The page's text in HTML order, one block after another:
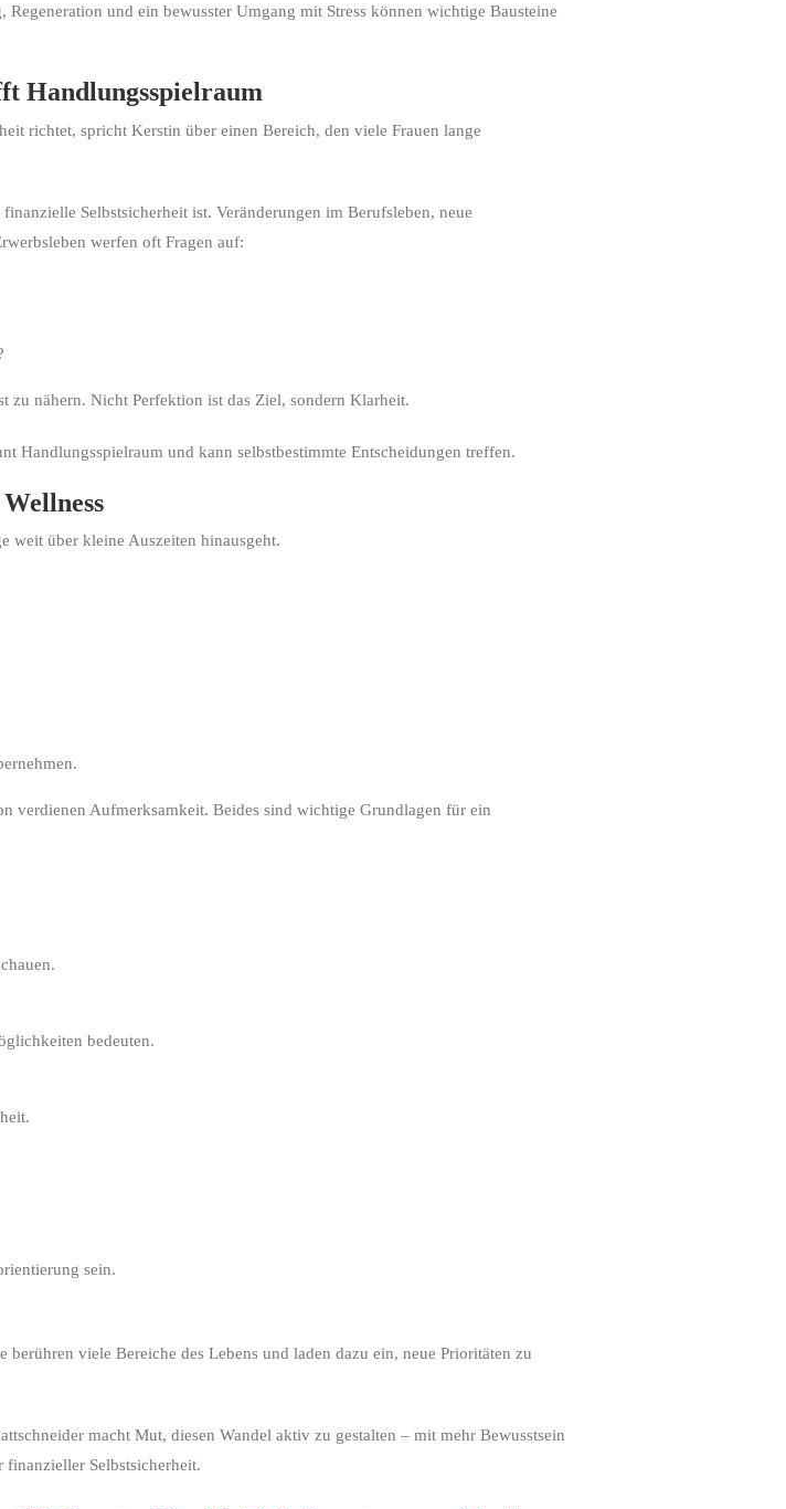
und ein bewusster Umgang mit Stress können wichtige Bausteine
Handlungsspielraum
richtet, spricht Kerstin über einen Bereich, den viele Frauen lange
Selbstsicherheit ist. Veränderungen im Berufsleben, neue
werfen oft Fragen auf:
zu nähern. Nicht Perfektion ist das Ziel, sondern Klarheit.
Handlungsspielraum und kann selbstbestimmte Entscheidungen treffen.
weit über kleine Auszeiten hinausgeht.
verdienen Aufmerksamkeit. Beides sind wichtige Grundlagen für ein
bedeuten.
sein.
viele Bereiche des Lebens und laden dazu ein, neue Prioritäten zu
macht Mut, diesen Wandel aktiv zu gestalten – mit mehr Bewusstsein
finanzieller Selbstsicherheit.